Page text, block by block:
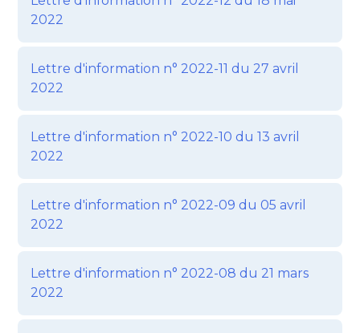
2022
Lettre d'information n° 2022-11 du 27 avril
2022
Lettre d'information n° 2022-10 du 13 avril
2022
Lettre d'information n° 2022-09 du 05 avril
2022
Lettre d'information n° 2022-08 du 21 mars
2022